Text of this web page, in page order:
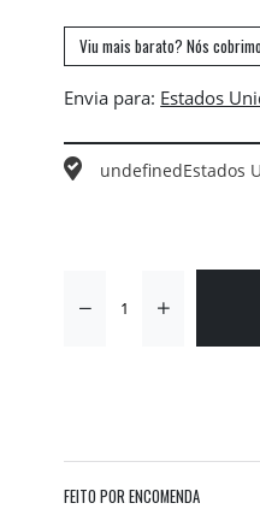
Viu mais barato? Nós
Envia para:
undefinedEstados
FEITO POR ENCOMENDA